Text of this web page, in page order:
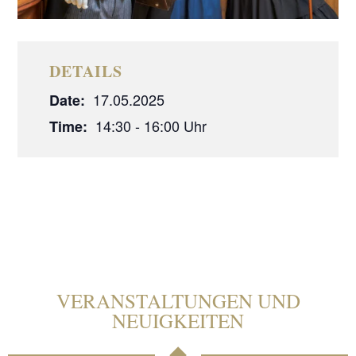
DETAILS
Date: 17.05.2025
Time: 14:30 - 16:00
VERANSTALTUNGEN UND
NEUIGKEITEN